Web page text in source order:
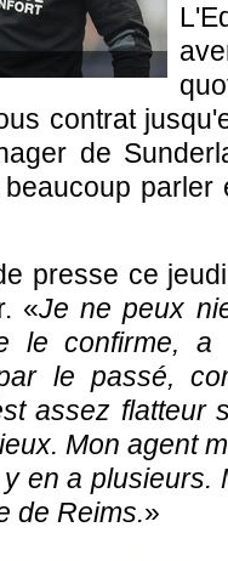
contrat
de
parler
presse ce
«Je ne peux
le confirme, a
le passé,
assez flatteur
Mon agent
en a plusieurs.
de Reims.»